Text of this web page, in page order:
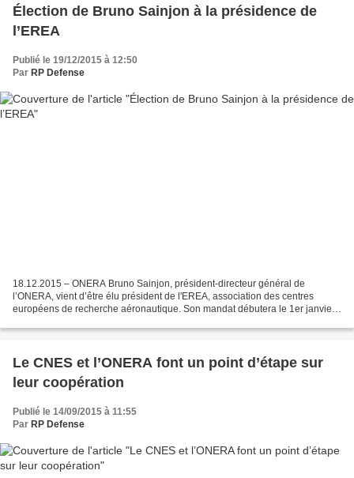
Élection de Bruno Sainjon à la présidence de
l’EREA
Publié le 19/12/2015 à 12:50
Par RP Defense
18.12.2015 – ONERA Bruno Sainjon, président-directeur général de
l’ONERA, vient d’être élu président de l'EREA, association des centres
européens de recherche aéronautique. Son mandat débutera le 1er janvier
Le CNES et l’ONERA font un point d’étape sur
leur coopération
Publié le 14/09/2015 à 11:55
Par RP Defense